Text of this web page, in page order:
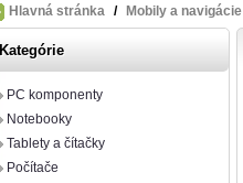
Hlavná stránka / Mobily a navigácie
Kategórie
PC komponenty
Notebooky
Tablety a čítačky
Počítače